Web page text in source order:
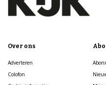
Over ons
Adverteren
Colofon